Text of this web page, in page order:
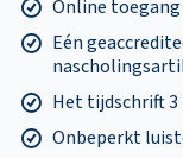
Online
Eén
Het tijdschrift 3
Onbeperkt